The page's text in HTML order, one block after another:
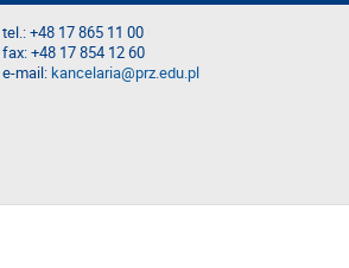
tel.: +48 17 865 11 00
fax: +48 17 854 12 60
e-mail:kancelaria@prz.edu.pl